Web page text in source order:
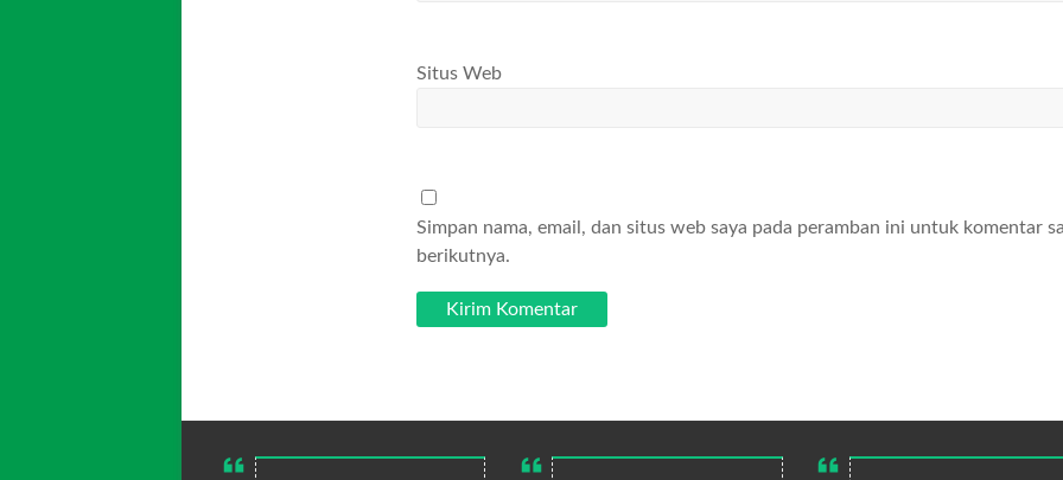
Situs Web
Simpan nama, email, dan situs web saya pada peramban ini untuk komentar
berikutnya.